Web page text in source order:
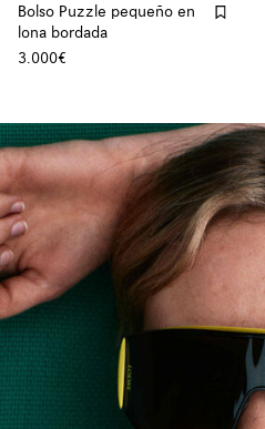
Bolso Puzzle pequeño en
lona bordada
3.000€